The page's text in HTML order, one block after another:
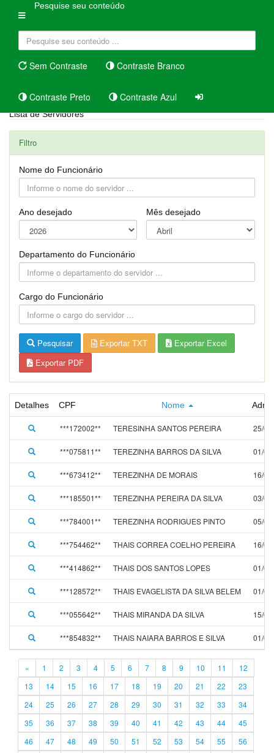
Pesquise seu conteúdo
Sem Contraste Contraste Branco
Contraste Preto Contraste Azul
Lista de Servidores
Filtro
Nome do Funcionário
Ano desejado Mês desejado
Departamento do Funcionário
Cargo do Funcionário
Pesquisar Exportar TXT
Exportar Excel
Exportar PDF
Detalhes CPF Nome
***172002** TERESINHA SANTOS PEREIRA 25/
***075811** TEREZINHA BARROS DA SILVA 01/
***673412** TEREZINHA DE MORAIS 16/
***185501** TEREZINHA PEREIRA DA SILVA 03/
***784001** TEREZINHA RODRIGUES PINTO 05/
***754462** THAIS CORREA COELHO PEREIRA 16/
***414862** THAIS DOS SANTOS LOPES 01/
***128572** THAIS EVAGELISTA DA SILVA BELEM 01/
***055642** THAIS MIRANDA DA SILVA 15/
***854832** THAIS NAIARA BARROS E SILVA 01/
« 1 2 3 4 5 6 7 8 9 10 11
12
13
14 15 16 17 18 19 20 21 22
23
24
25 26 27 28 29 30 31 32 33
34
35
36 37 38 39 40 41 42 43 44
45
46
47 48 49 50 51 52 53 54 55
56